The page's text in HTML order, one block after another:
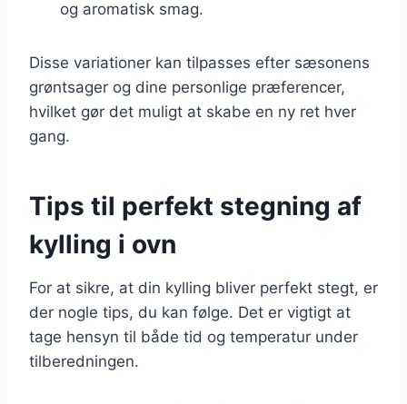
og aromatisk smag.
Disse variationer kan tilpasses efter sæsonens
grøntsager og dine personlige præferencer,
hvilket gør det muligt at skabe en ny ret hver
gang.
Tips til perfekt stegning af
kylling i ovn
For at sikre, at din kylling bliver perfekt stegt, er
der nogle tips, du kan følge. Det er vigtigt at
tage hensyn til både tid og temperatur under
tilberedningen.